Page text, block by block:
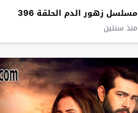
مسلسل زهور الدم الحلقة 396
منذ سنتين